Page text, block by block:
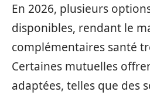
En 2026, plusieurs
disponibles, rendant le
complémentaires santé
Certaines mutuelles
adaptées, telles que des